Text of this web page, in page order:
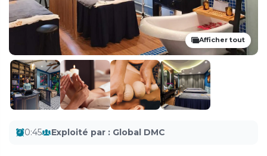
Afficher tout
0:45 Exploité par : Global DMC